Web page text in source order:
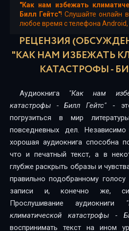
"Как нам избежать
Билл Гейтс"! Слушайте онлайн
любое время с телефона Android,
РЕЦЕНЗИЯ
"КАК НАМ ИЗБЕЖАТЬ
КАТАСТРОФЫ -
Аудиокнига "Как нам
катастрофы - Билл Гейтс" -
погрузиться в мир
повседневных дел.
хорошая аудиокнига способна
что и печатный текст, а в
глубже раскрыть образы и
правильно подобранному голосу
записи и, конечно же,
Прослушивание аудиокниги
климатической катастрофы -
воспринимать текст на ином